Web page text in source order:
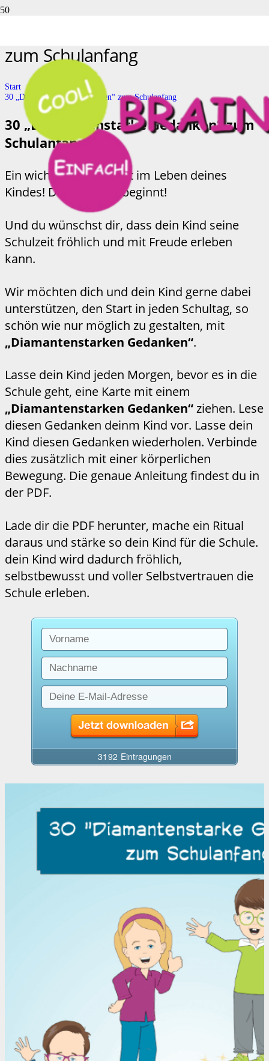
zum Schulanfang
Start
30 „Diamantenstarke Gedanken“ zum Schulanfang
30 „Diamantenstarke Gedanken“ zum
Schulanfang!
Ein wichtiger Einschnitt im Leben deines
Kindes! Die Schulzeit beginnt!
Und du wünschst dir, dass dein Kind seine
Schulzeit fröhlich und mit Freude erleben
kann.
Wir möchten dich und dein Kind gerne dabei
unterstützen, den Start in jeden Schultag, so
schön wie nur möglich zu gestalten, mit
„Diamantenstarken Gedanken“.
Lasse dein Kind jeden Morgen, bevor es in die
Schule geht, eine Karte mit einem
„Diamantenstarken Gedanken“ziehen. Lese
diesen Gedanken deinm Kind vor. Lasse dein
Kind diesen Gedanken wiederholen. Verbinde
dies zusätzlich mit einer körperlichen
Bewegung. Die genaue Anleitung findest du in
der PDF.
Lade dir die PDF herunter, mache ein Ritual
daraus und stärke so dein Kind für die Schule.
dein Kind wird dadurch fröhlich,
selbstbewusst und voller Selbstvertrauen die
Schule erleben.